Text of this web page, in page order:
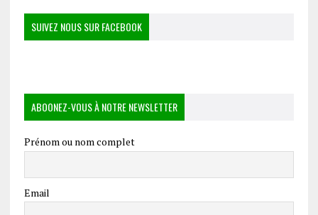
SUIVEZ NOUS SUR FACEBOOK
ABOONEZ-VOUS À NOTRE NEWSLETTER
Prénom ou nom complet
Email